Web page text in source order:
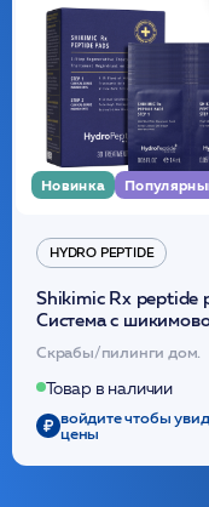
Новинка
HYDRO PEPTIDE
Shikimic Rx peptide
Cистема с
кислотой
(30шт) /HP
Скрабы/пилинги дом.
Товар в наличии
войдите чтобы
цены